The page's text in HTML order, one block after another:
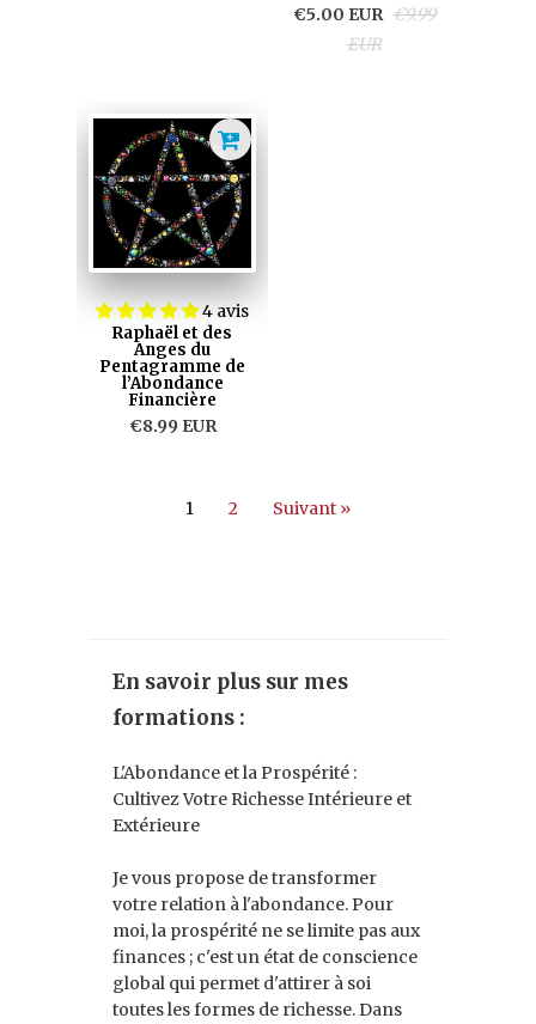
€5.00 EUR €9.99
EUR
4 avis
Raphaël et des
Anges du
Pentagramme de
l’Abondance
Financière
€8.99 EUR
1 2 Suivant »
En savoir plus sur mes
formations :
L'Abondance et la Prospérité :
Cultivez Votre Richesse Intérieure et
Extérieure
Je vous propose de transformer
votre relation à l'abondance. Pour
moi, la prospérité ne se limite pas aux
finances ; c'est un état de conscience
global qui permet d'attirer à soi
toutes les formes de richesse. Dans